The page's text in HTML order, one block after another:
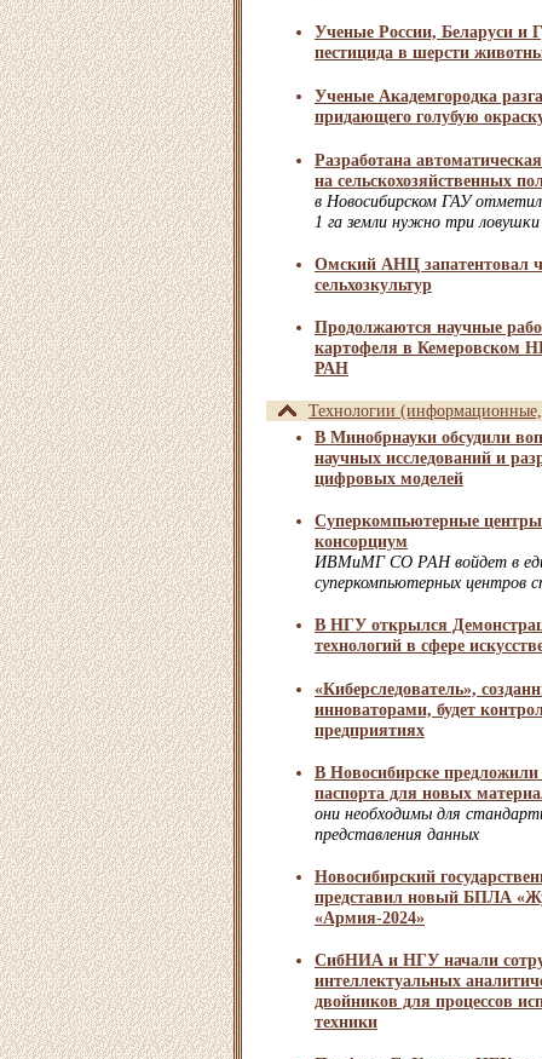
Ученые России, Беларуси и
пестицида в шерсти
Ученые Академгородка
придающего голубую
Разработана
на сельскохозяйственных
в Новосибирском ГАУ
1 га земли нужно три ловушки
Омский АНЦ запатентовал
сельхозкультур
Продолжаются научные
картофеля в
РАН
Технологии
В Минобрнауки обсудили
научных исследований и
цифровых моделей
Суперкомпьютерные
консорциум
ИВМиМГ СО РАН войдет в
суперкомпьютерных центров
В НГУ открылся
технологий в сфере
«Киберследователь»,
инноваторами, будет
предприятиях
В Новосибирске
паспорта для новых
они необходимы для
представления данных
Новосибирский
представил новый БПЛА
«Армия-2024»
СибНИА и НГУ начали
интеллектуальных
двойников для процессов
техники